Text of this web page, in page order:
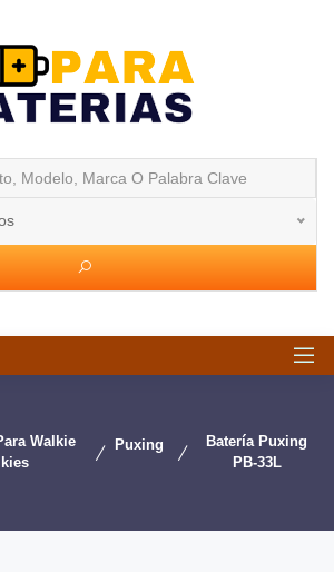
Walkie
Puxing
Batería Puxing
PB-33L